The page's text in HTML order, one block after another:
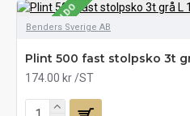
SE LAGERSALDO
Benders Sverige AB
Plint 500 fast stolpsko 3t
174.00 kr /ST